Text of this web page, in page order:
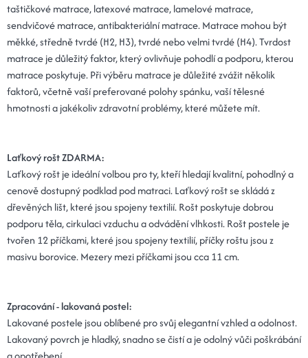
taštičkové matrace, latexové matrace, lamelové matrace,
sendvičové matrace, antibakteriální matrace. Matrace mohou být
měkké, středně tvrdé (H2, H3), tvrdé nebo velmi tvrdé (H4). Tvrdost
matrace je důležitý faktor, který ovlivňuje pohodlí a podporu, kterou
matrace poskytuje. Při výběru matrace je důležité zvážit několik
faktorů, včetně vaší preferované polohy spánku, vaší tělesné
hmotnosti a jakékoliv zdravotní problémy, které můžete mít.
Laťkový rošt ZDARMA:
Laťkový rošt je ideální volbou pro ty, kteří hledají kvalitní, pohodlný a
cenově dostupný podklad pod matraci. Laťkový rošt se skládá z
dřevěných lišt, které jsou spojeny textilií. Rošt poskytuje dobrou
podporu těla, cirkulaci vzduchu a odvádění vlhkosti. Rošt postele je
tvořen 12 příčkami, které jsou spojeny textilií, příčky roštu jsou z
masivu borovice. Mezery mezi příčkami jsou cca 11 cm.
Zpracování - lakovaná postel:
Lakované postele jsou oblíbené pro svůj elegantní vzhled a odolnost.
Lakovaný povrch je hladký, snadno se čistí a je odolný vůči poškrábání